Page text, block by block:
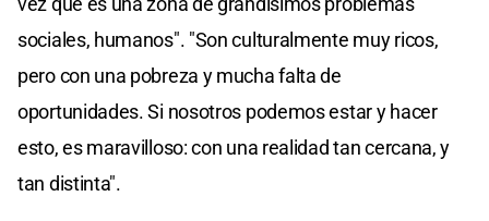
sociales, humanos". "Son culturalmente muy ricos,
pero con una pobreza y mucha falta de
oportunidades. Si nosotros podemos estar y hacer
esto, es maravilloso: con una realidad tan cercana, y
tan distinta".